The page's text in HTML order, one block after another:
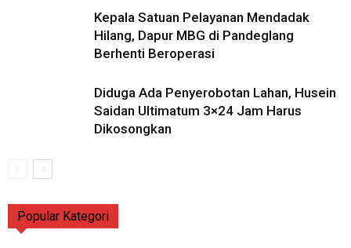
Kepala Satuan Pelayanan Mendadak
Hilang, Dapur MBG di Pandeglang
Berhenti Beroperasi
Diduga Ada Penyerobotan Lahan, Husein
Saidan Ultimatum 3×24 Jam Harus
Dikosongkan
Popular Kategori